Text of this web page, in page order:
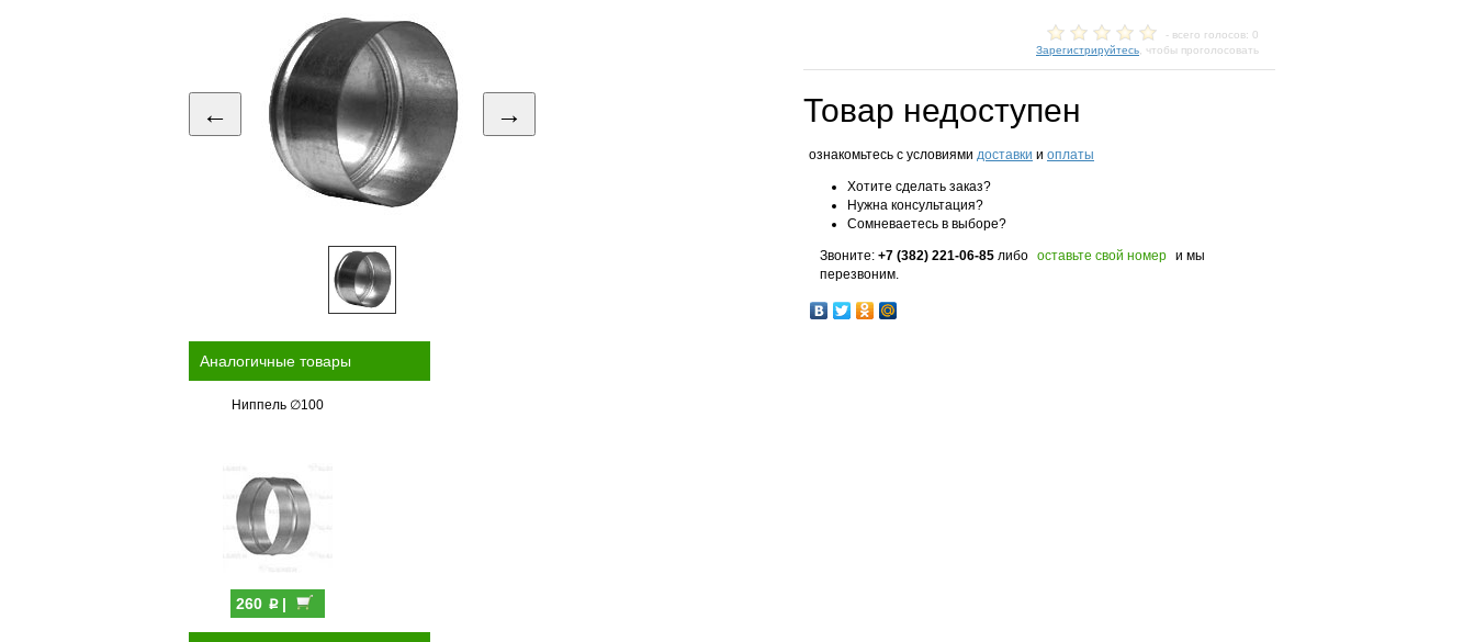
← →
- всего голосов: 0
Зарегистрируйтесь , чтобы проголосовать
Товар недоступен
ознакомьтесь с условиями доставки и оплаты
Хотите сделать заказ?
Нужна консультация?
Сомневаетесь в выборе?
Звоните: +7 (382) 221-06-85 либо оставьте свой номер и мы
перезвоним.
Аналогичные товары
Ниппель ∅100
260 p|